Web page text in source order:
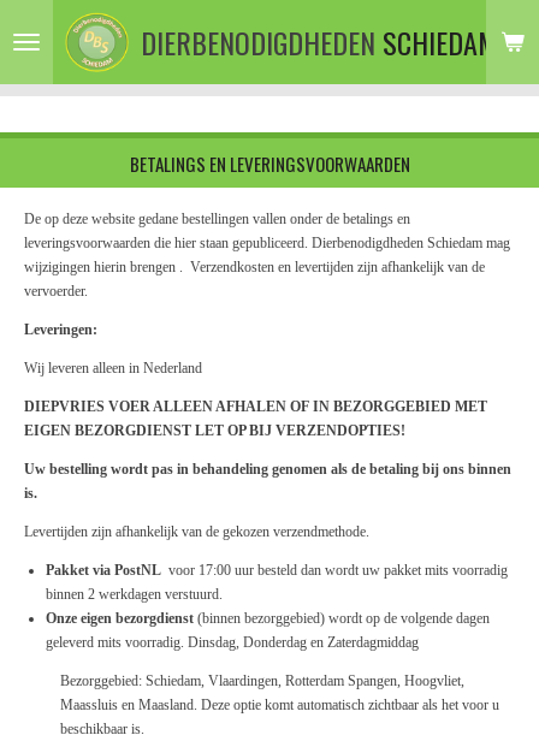
direct
de
DIERBENODIGDHEDEN SCHIEDAM
BETALINGS EN LEVERINGSVOORWAARDEN
De op deze website gedane bestellingen vallen onder de betalings en
leveringsvoorwaarden die hier staan gepubliceerd. Dierbenodigdheden Schiedam mag
wijzigingen hierin brengen . Verzendkosten en levertijden zijn afhankelijk van de
vervoerder.
Leveringen:
Wij leveren alleen in Nederland
DIEPVRIES VOER ALLEEN AFHALEN OF IN BEZORGGEBIED MET
EIGEN BEZORGDIENST LET OP BIJ VERZENDOPTIES!
Uw bestelling wordt pas in behandeling genomen als de betaling bij ons binnen
is.
Levertijden zijn afhankelijk van de gekozen verzendmethode.
Pakket via PostNL voor 17:00 uur besteld dan wordt uw pakket mits voorradig
binnen 2 werkdagen verstuurd.
Onze eigen bezorgdienst (binnen bezorggebied) wordt op de volgende dagen
geleverd mits voorradig. Dinsdag, Donderdag en Zaterdagmiddag
Bezorggebied: Schiedam, Vlaardingen, Rotterdam Spangen, Hoogvliet,
Maassluis en Maasland. Deze optie komt automatisch zichtbaar als het voor u
beschikbaar is.